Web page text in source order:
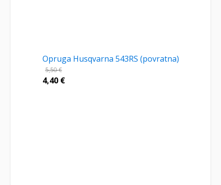
Opruga Husqvarna 543RS (povratna)
5,50€
4,40 €